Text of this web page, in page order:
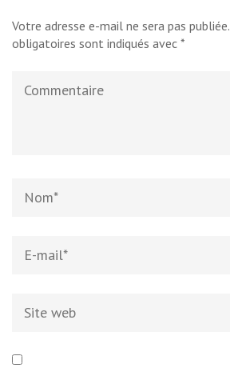
Votre adresse e-mail ne sera pas publiée.
obligatoires sont indiqués avec *
web